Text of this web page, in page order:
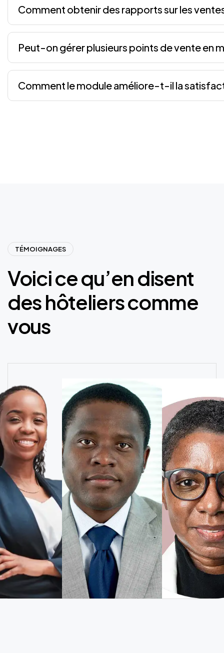
Comment obtenir des rapports sur les
Peut-on gérer plusieurs points de vente en
Comment le module améliore-t-il la
TÉMOIGNAGES
Voici ce qu’en disent
des hôteliers comme
vous
« Logesco Hostel a
transformé la gestion
établissement. Tout est
centralisé et
temps précieux chaque
Marie T.
Gérante d’hôtel